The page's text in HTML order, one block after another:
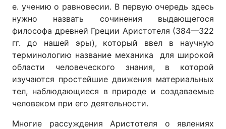
е. учению о равновесии. В первую очередь здесь
нужно назвать сочинения выдающегося
философа древней Греции Аристотеля (384—322
гг. до нашей эры), который ввел в научную
терминологию название механика для широкой
области человеческого знания, в которой
изучаются простейшие движения материальных
тел, наблюдающиеся в природе и создаваемые
человеком при его деятельности.
Многие рассуждения Аристотеля о явлениях